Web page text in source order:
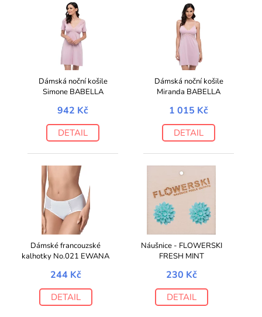
Dámská noční košile
Simone BABELLA
942 Kč
DETAIL
Dámská noční košile
Miranda BABELLA
1 015 Kč
DETAIL
Dámské francouzské
kalhotky No.021 EWANA
244 Kč
DETAIL
Náušnice - FLOWERSKI
FRESH MINT
230 Kč
DETAIL